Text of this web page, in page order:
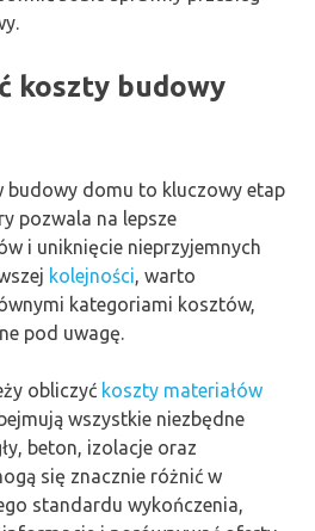
koszty budowy
budowy domu to kluczowy etap
pozwala na lepsze
i uniknięcie nieprzyjemnych
kolejności, warto
kategoriami kosztów,
pod uwagę.
obliczyć koszty materiałów
wszystkie niezbędne
beton, izolacje oraz
się znacznie różnić w
standardu wykończenia,